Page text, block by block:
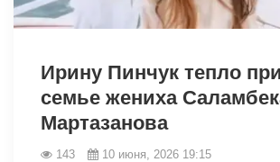
Ирину Пинчук тепло
семье жениха
Мартазанова
143 10 июня, 2026 19:15